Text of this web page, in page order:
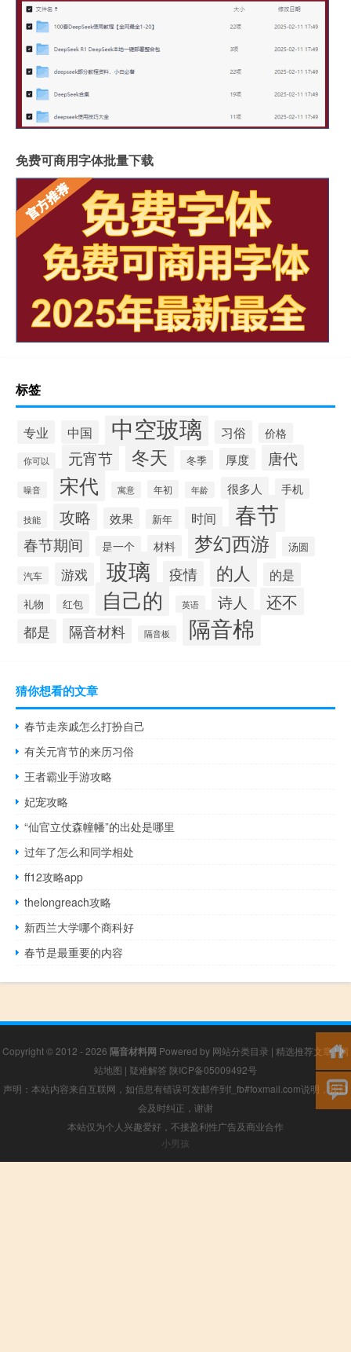
免费可商用字体批量下载
标签
专业 中国 中空玻璃 习俗 价格
你可以 元宵节 冬天 冬季 厚度 唐代
噪音 宋代 寓意 年初 年龄 很多人 手机
技能 攻略 效果 新年 时间 春节
春节期间 是一个 材料 梦幻西游 汤圆
汽车 游戏 玻璃 疫情 的人 的是
礼物 红包 自己的 英语 诗人 还不
都是 隔音材料 隔音板 隔音棉
猜你想看的文章
春节走亲戚怎么打扮自己
有关元宵节的来历习俗
王者霸业手游攻略
妃宠攻略
“仙官立仗森幢幡”的出处是哪里
过年了怎么和同学相处
ff12攻略app
thelongreach攻略
新西兰大学哪个商科好
春节是最重要的内容
Copyright © 2012 - 2026 隔音材料网 Powered by 网站分类目录 | 精选推荐文章|网
站地图 | 疑难解答 陕ICP备05009492号
声明：本站内容来自互联网，如信息有错误可发邮件到f_fb#foxmail.com说明，我们
会及时纠正，谢谢
本站仅为个人兴趣爱好，不接盈利性广告及商业合作
小男孩